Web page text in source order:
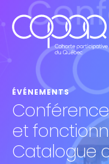
ÉVÉNEMENTS
et
Catalogue